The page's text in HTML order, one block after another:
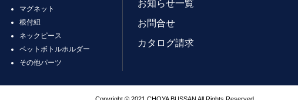
マグネット
根付紐
ネックピース
ペットボトルホルダー
その他パーツ
お知らせ一覧
お問合せ
カタログ請求